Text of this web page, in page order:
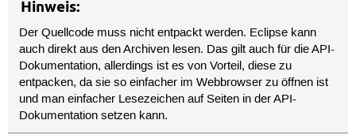
Hinweis:
Der Quellcode muss nicht entpackt werden. Eclipse kann
auch direkt aus den Archiven lesen. Das gilt auch für die API-
Dokumentation, allerdings ist es von Vorteil, diese zu
entpacken, da sie so einfacher im Webbrowser zu öffnen ist
und man einfacher Lesezeichen auf Seiten in der API-
Dokumentation setzen kann.